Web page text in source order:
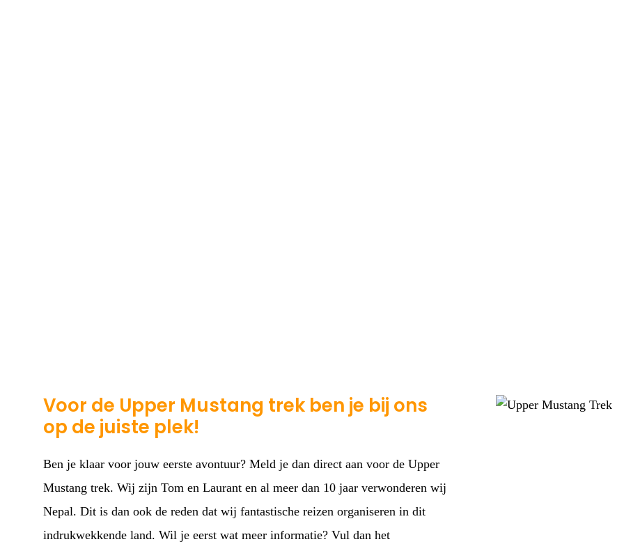
Voor de Upper Mustang trek ben je bij ons
op de juiste plek!
Ben je klaar voor jouw eerste avontuur? Meld je dan direct aan voor de Upper
Mustang trek. Wij zijn Tom en Laurant en al meer dan 10 jaar verwonderen wij
Nepal. Dit is dan ook de reden dat wij fantastische reizen organiseren in dit
indrukwekkende land. Wil je eerst wat meer informatie? Vul dan het